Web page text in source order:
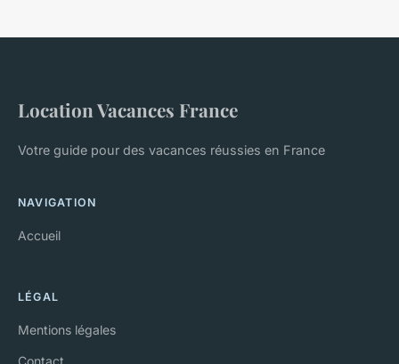
Location Vacances France
Votre guide pour des vacances réussies en France
NAVIGATION
Accueil
LÉGAL
Mentions légales